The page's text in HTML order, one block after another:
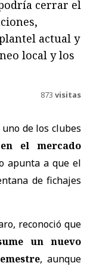
cerrar el
actual y
local y los
873 visitas
de los clubes
el mercado
apunta a que el
de fichajes
reconoció que
un nuevo
, aunque